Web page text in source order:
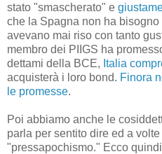
stato "smascherato" e
che la Spagna non ha
avevano mai riso con tanto
membro dei PIIGS ha
dettami della BCE, Italia
acquisterà i loro bond. Finora
le promesse.
Poi abbiamo anche le
parla per sentito dire ed a
"pressapochismo." Ecco